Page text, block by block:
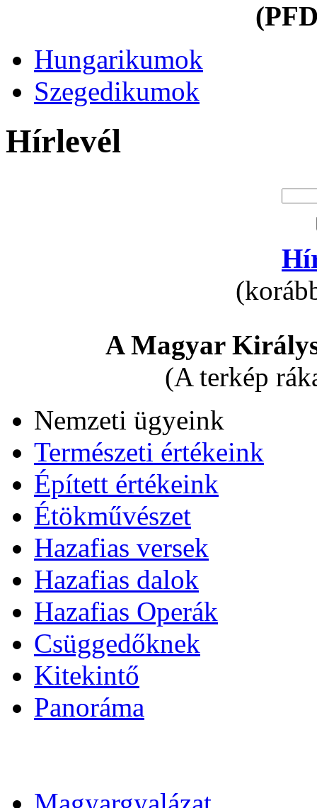
Hungarikumok
Szegedikumok
Hírlevél
A Magyar
(A terkép
Nemzeti ügyeink
Természeti értékeink
Épített értékeink
Étökművészet
Hazafias versek
Hazafias dalok
Hazafias Operák
Csüggedőknek
Kitekintő
Panoráma